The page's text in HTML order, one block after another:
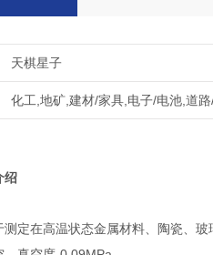
天棋星子
化工,地矿,建材/家具,电子/电池,道
绍
测定在高温状态金属材料、陶瓷、